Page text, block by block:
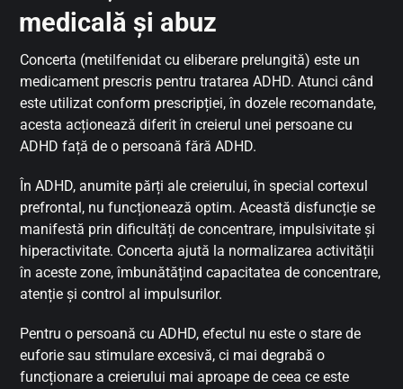
medicală și abuz
Concerta (metilfenidat cu eliberare prelungită) este un
medicament prescris pentru tratarea ADHD. Atunci când
este utilizat conform prescripției, în dozele recomandate,
acesta acționează diferit în creierul unei persoane cu
ADHD față de o persoană fără ADHD.
În ADHD, anumite părți ale creierului, în special cortexul
prefrontal, nu funcționează optim. Această disfuncție se
manifestă prin dificultăți de concentrare, impulsivitate și
hiperactivitate. Concerta ajută la normalizarea activității
în aceste zone, îmbunătățind capacitatea de concentrare,
atenție și control al impulsurilor.
Pentru o persoană cu ADHD, efectul nu este o stare de
euforie sau stimulare excesivă, ci mai degrabă o
funcționare a creierului mai aproape de ceea ce este